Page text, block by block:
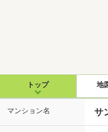
トップ 地
マンション名 サ